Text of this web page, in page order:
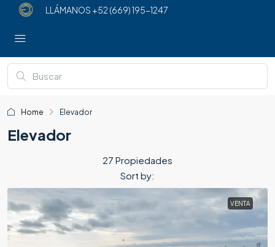
LLÁMANOS +52 (669) 195-1247
Home Elevador
Elevador
27 Propiedades
Sort by:
VENTA